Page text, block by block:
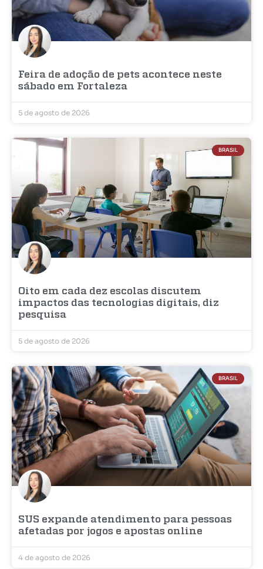
Feira de adoção de pets acontece neste
sábado em Fortaleza
5 de agosto de 2026
BRASIL
Oito em cada dez escolas discutem
impactos das tecnologias digitais, diz
pesquisa
5 de agosto de 2026
BRASIL
SUS expande atendimento para pessoas
afetadas por jogos e apostas online
4 de agosto de 2026